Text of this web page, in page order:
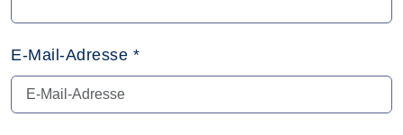
E-Mail-Adresse *